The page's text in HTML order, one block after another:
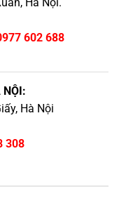
602 688
NỘI:
Hà Nội
308